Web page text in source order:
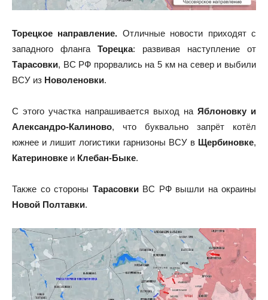
Торецкое направление. Отличные новости приходят с
западного фланга Торецка: развивая наступление от
Тарасовки, ВС РФ прорвались на 5 км на север и выбили
ВСУ из Новоленовки.
С этого участка напрашивается выход на Яблоновку и
Александро-Калиново, что буквально запрёт котёл
южнее и лишит логистики гарнизоны ВСУ в Щербиновке,
Катериновке и Клебан-Быке.
Также со стороны ТарасовкиВС РФ вышли на окраины
Новой Полтавки.